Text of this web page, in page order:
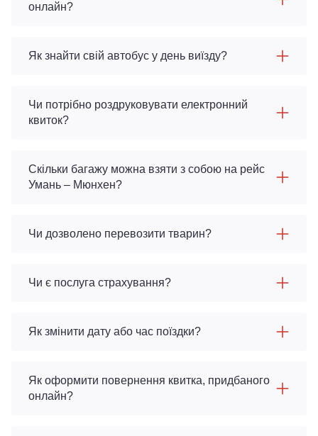
онлайн?
Як знайти свій автобус у день виїзду?
Чи потрібно роздруковувати електронний
квиток?
Скільки багажу можна взяти з собою на рейс
Умань – Мюнхен?
Чи дозволено перевозити тварин?
Чи є послуга страхування?
Як змінити дату або час поїздки?
Як оформити повернення квитка, придбаного
онлайн?